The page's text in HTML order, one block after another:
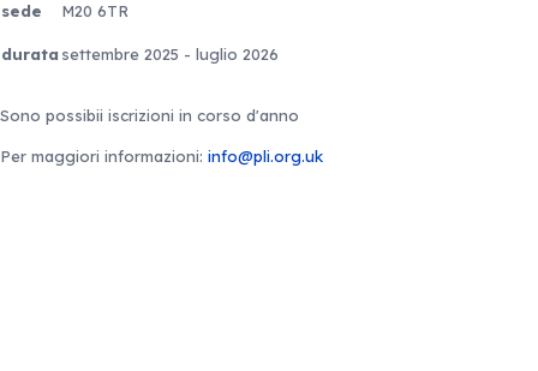
sede M20 6TR
durata settembre 2025 - luglio 2026
Sono possibii iscrizioni in corso d'anno
Per maggiori informazioni: info@pli.org.uk